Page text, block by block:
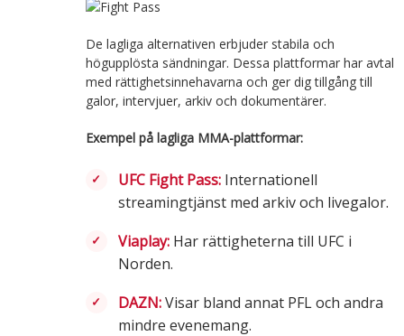
De lagliga alternativen erbjuder stabila och
högupplösta sändningar. Dessa plattformar har avtal
med rättighetsinnehavarna och ger dig tillgång till
galor, intervjuer, arkiv och dokumentärer.
Exempel på lagliga MMA-plattformar:
UFC Fight Pass:Internationell
streamingtjänst med arkiv och livegalor.
Viaplay:Har rättigheterna till UFC i
Norden.
DAZN:Visar bland annat PFL och andra
mindre evenemang.